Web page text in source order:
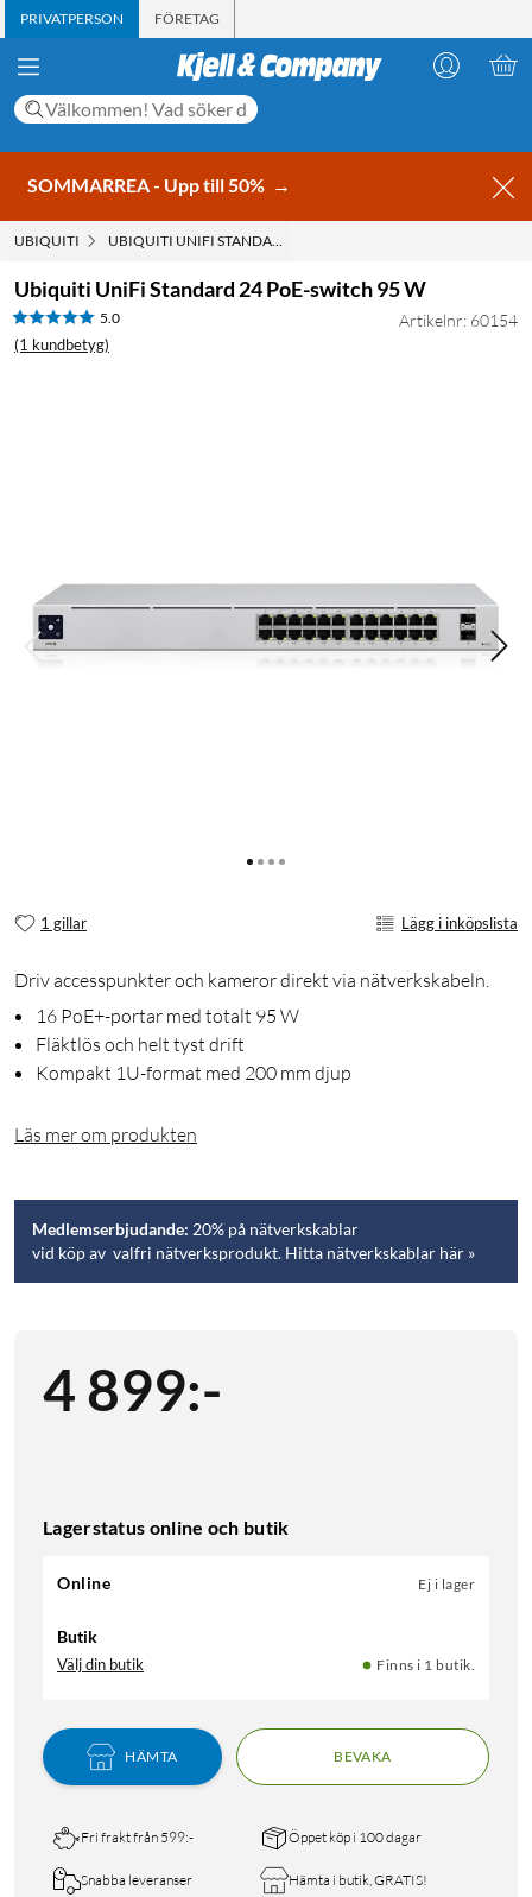
PRIVATPERSON FÖRETAG
SOMMARREA - Upp till 50% →
UBIQUITI UBIQUITI UNIFI STANDARD 24 POE-SWITCH 95 W
Ubiquiti UniFi Standard 24 PoE-switch 95 W
5.0
(1 kundbetyg)
Artikelnr: 60154
1 gillar Lägg i inköpslista
Driv accesspunkter och kameror direkt via nätverkskabeln.
16 PoE+-portar med totalt 95 W
Fläktlös och helt tyst drift
Kompakt 1U-format med 200 mm djup
Läs mer om produkten
Medlemserbjudande: 20% på nätverkskablar
vid köp av valfri nätverksprodukt. Hitta nätverkskablar här »
4 899:-
Lagerstatus online och butik
Online Ej i lager
Butik
Välj din butik Finns i 1 butik.
HÄMTA BEVAKA
Fri frakt från 599:- Öppet köp i 100 dagar
Snabba leveranser Hämta i butik, GRATIS!